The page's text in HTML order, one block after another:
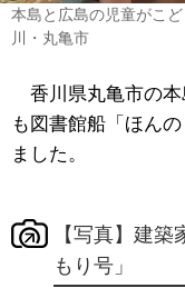
本島と広島の児童がこ
川・丸亀市
香川県丸亀市の本
も図書館船「ほん
ました。
【写真】建
もり号」